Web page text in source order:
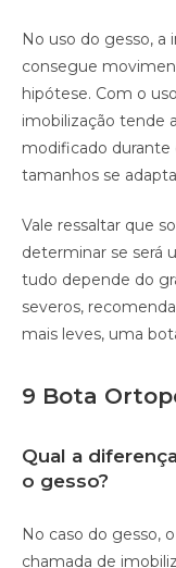
No uso do gesso, a
consegue
hipótese. Com o
imobilização tende
modificado durante
tamanhos se
Vale ressaltar que
determinar se será
tudo depende do
severos,
mais leves, uma
9 Bota
Qual a
o gesso?
No caso do gesso,
chamada de